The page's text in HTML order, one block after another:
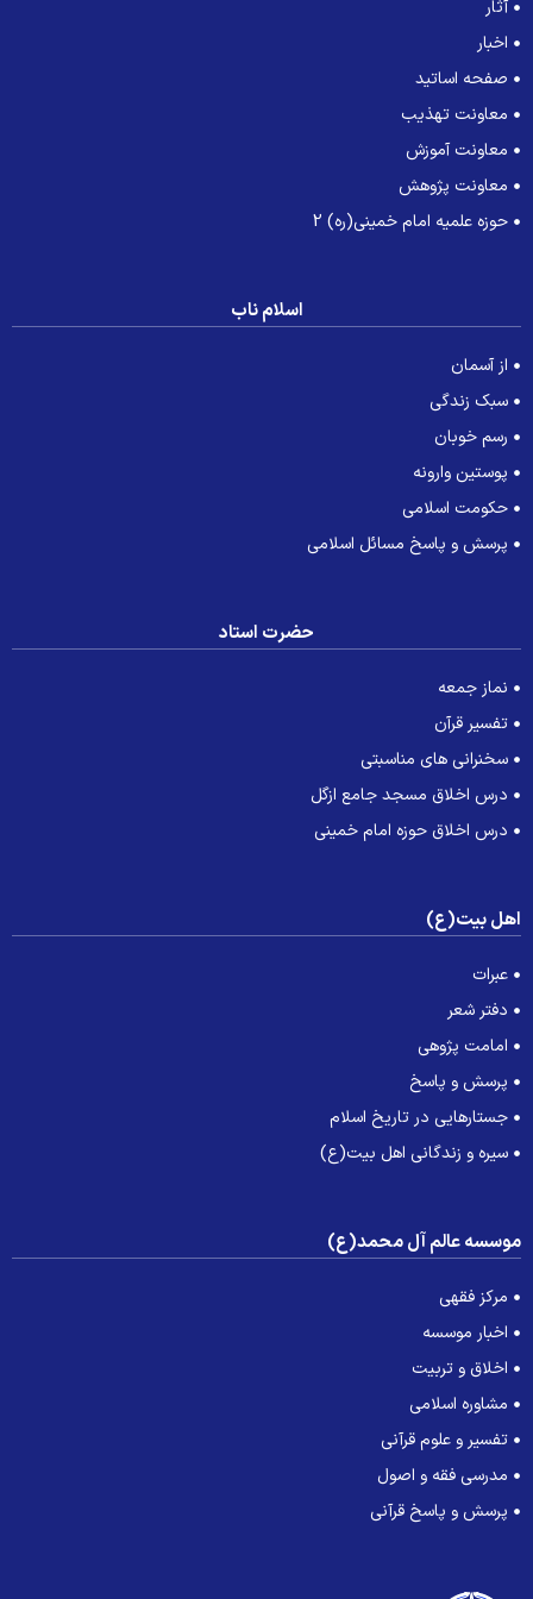
آثار
اخبار
صفحه اساتید
معاونت تهذیب
معاونت آموزش
معاونت پژوهش
حوزه علمیه امام خمینی(ره) 2
اسلام ناب
از آسمان
سبک زندگی
رسم خوبان
پوستین وارونه
حکومت اسلامی
پرسش و پاسخ مسائل اسلامی
حضرت استاد
نماز جمعه
تفسیر قرآن
سخنرانی های مناسبتی
درس اخلاق مسجد جامع ازگل
درس اخلاق حوزه امام خمینی
بیت(ع)
عبرات
دفتر شعر
امامت پژوهی
پرسش و پاسخ
جستارهایی در تاریخ اسلام
سیره و زندگانی اهل بیت(ع)
عالم آل محمد(ع)
مرکز فقهی
اخبار موسسه
اخلاق و تربیت
مشاوره اسلامی
تفسیر و علوم قرآنی
مدرسی فقه و اصول
پرسش و پاسخ قرآنی